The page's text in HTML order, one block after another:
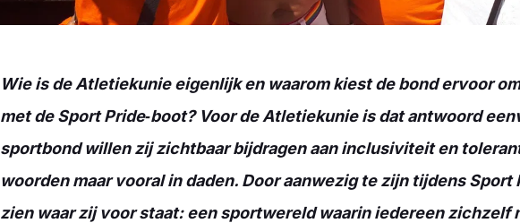
Wie is de Atletiekunie eigenlijk en waarom kiest de bond ervoor
met de Sport Pride‑boot? Voor de Atletiekunie is dat antwoord
sportbond willen zij zichtbaar bijdragen aan inclusiviteit en
woorden maar vooral in daden. Door aanwezig te zijn tijdens Sport
zien waar zij voor staat: een sportwereld waarin iedereen zichzelf